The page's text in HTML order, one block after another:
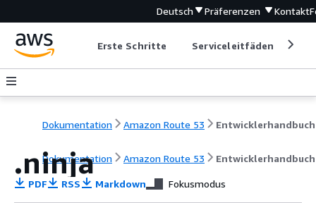
Deutsch Präferenzen Kontakt
Erste Schritte Serviceleitfäden
Dokumentation Amazon Route 53 Entwicklerhandbuch
Dokumentation Amazon Route 53 Entwicklerhandbuch
.ninja
PDF RSS Markdown Fokusmodus